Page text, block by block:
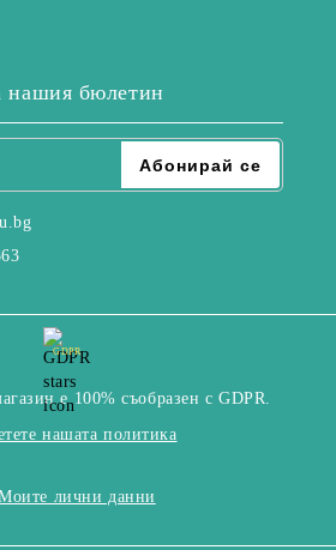
нашия бюлетин
GDPR
е 100% съобразен с GDPR.
нашата политика
лични данни